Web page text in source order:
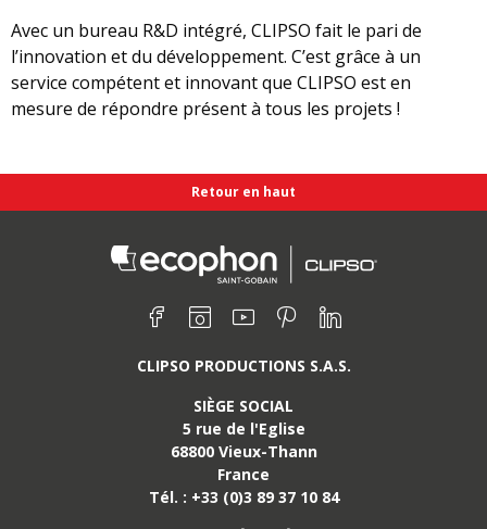
Avec un bureau R&D intégré, CLIPSO fait le pari de
l’innovation et du développement. C’est grâce à un
service compétent et innovant que CLIPSO est en
mesure de répondre présent à tous les projets !
Retour en haut
Retrouvez nous sur :
CLIPSO PRODUCTIONS S.A.S.
SIÈGE SOCIAL
5 rue de l'Eglise
68800 Vieux-Thann
France
Tél. : +33 (0)3 89 37 10 84